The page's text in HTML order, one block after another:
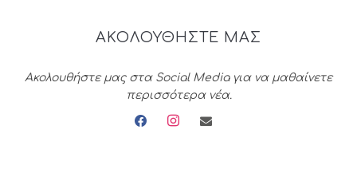
ΑΚΟΛΟΥΘΗΣΤΕ ΜΑΣ
Ακολουθήστε μας στα Social Media για να μαθαίνετε
περισσότερα νέα.
facebookinstagramenvelope